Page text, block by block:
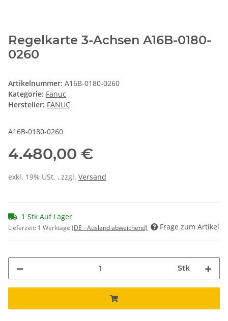
Regelkarte 3-Achsen A16B-0180-
0260
Artikelnummer: A16B-0180-0260
Kategorie: Fanuc
Hersteller: FANUC
A16B-0180-0260
4.480,00 €
exkl. 19% USt. , zzgl. Versand
1 Stk Auf Lager
Lieferzeit: 1 Werktage (DE - Ausland abweichend) Frage zum Artikel
Stk